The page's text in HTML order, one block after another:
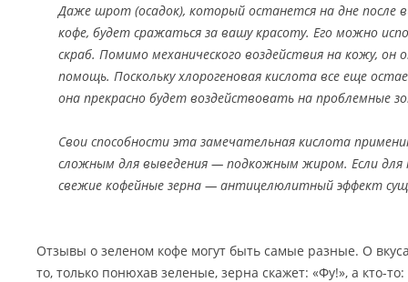
Даже шрот (осадок), который останется на дне после
кофе, будет сражаться за вашу красоту. Его можно
скраб. Помимо механического воздействия на кожу, он
помощь. Поскольку хлорогеновая кислота все еще
она прекрасно будет воздействовать на проблемные
Свои способности эта замечательная кислота
сложным для выведения — подкожным жиром. Если для
свежие кофейные зерна — антицелюлитный эффект
Отзывы о зеленом кофе могут быть самые разные. О
то, только понюхав зеленые, зерна скажет: «Фу!», а кто-